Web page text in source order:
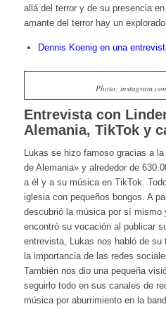
allá del terror y de su presencia
amante del terror hay un
Dennis Koenig en una
Photo:
Entrevista con
Alemania, TikTok y
Lukas se hizo famoso gracias a
de Alemania» y alrededor de
a él y a su música en TikTok.
iglesia con pequeños bongos. A
descubrió la música por sí mismo
encontró su vocación al publicar
entrevista, Lukas nos habló de
la importancia de las redes
También nos dio una pequeña
seguirlo todo en sus canales de
música por aburrimiento en la